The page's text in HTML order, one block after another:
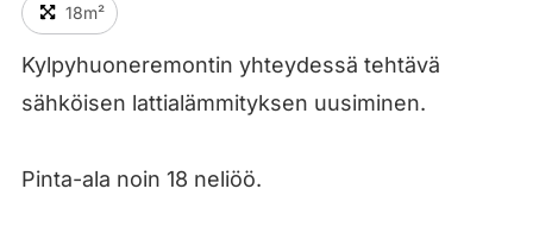
18m²
Kylpyhuoneremontin yhteydessä tehtävä
sähköisen lattialämmityksen uusiminen.
Pinta-ala noin 18 neliöö.